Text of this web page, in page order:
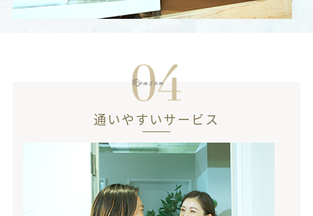
通いやすいサービス